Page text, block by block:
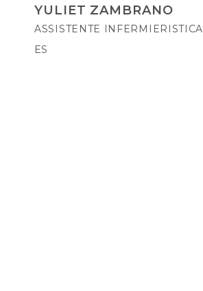
YULIET ZAMBRANO
ASSISTENTE INFERMIERISTICA
ES